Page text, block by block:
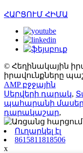
ՀԱՐՑՈՒՄ ՀԻՄԱ
© Հեղինակային
իրավունքները
AMP բջջային
Սերվերի դարակ,
պահարանի մասեր
դարակաշար,
Ուղարկել էլ
8615811818506
x